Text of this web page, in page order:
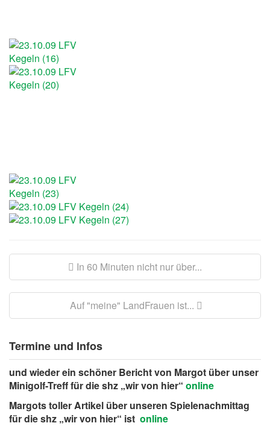
In 60 Minuten nicht nur über...
Auf "meine" LandFrauen ist...
Termine und Infos
und wieder ein schöner Bericht von Margot über unser
Minigolf-Treff für die shz „wir von hier“ online
Margots toller Artikel über unseren Spielenachmittag
für die shz „wir von hier“ ist online